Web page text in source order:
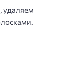
удаляем